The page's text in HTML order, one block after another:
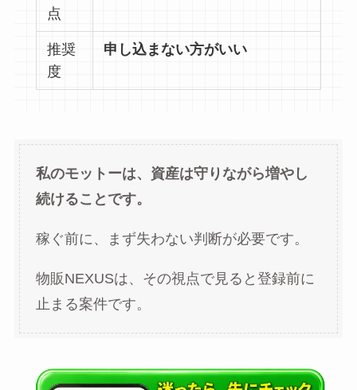
点
推奨
度
申し込まない方がいい
私のモットーは、資産は守りながら増やし
続けることです。
稼ぐ前に、まず失わない判断が必要です。
物販NEXUSは、その視点で見ると登録前に
止まる案件です。